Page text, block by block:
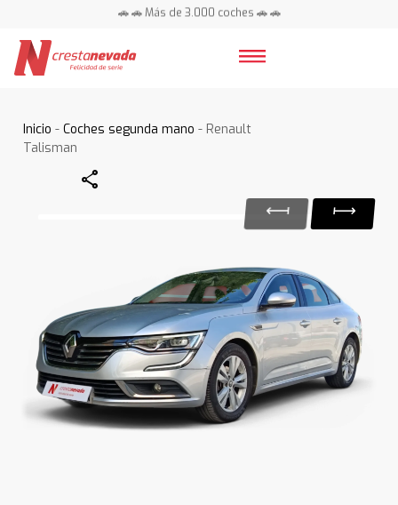
🚗 🚗 Más de 3.000 coches 🚗 🚗
Inicio -Coches segunda mano - Renault
Talisman
Share